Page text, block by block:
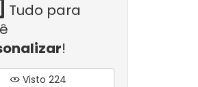
Tudo para
!
Visto 224